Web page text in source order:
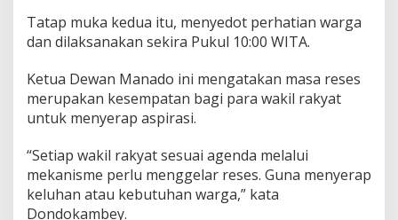
d
i
n
d
e
g
a
n
d
Tatap muka kedua itu, menyedot perhatian warga
dan dilaksanakan sekira Pukul 10:00 WITA.
Ketua Dewan Manado ini mengatakan masa reses
merupakan kesempatan bagi para wakil rakyat
untuk menyerap aspirasi.
“Setiap wakil rakyat sesuai agenda melalui
mekanisme perlu menggelar reses. Guna menyerap
keluhan atau kebutuhan warga,” kata
Dondokambey.